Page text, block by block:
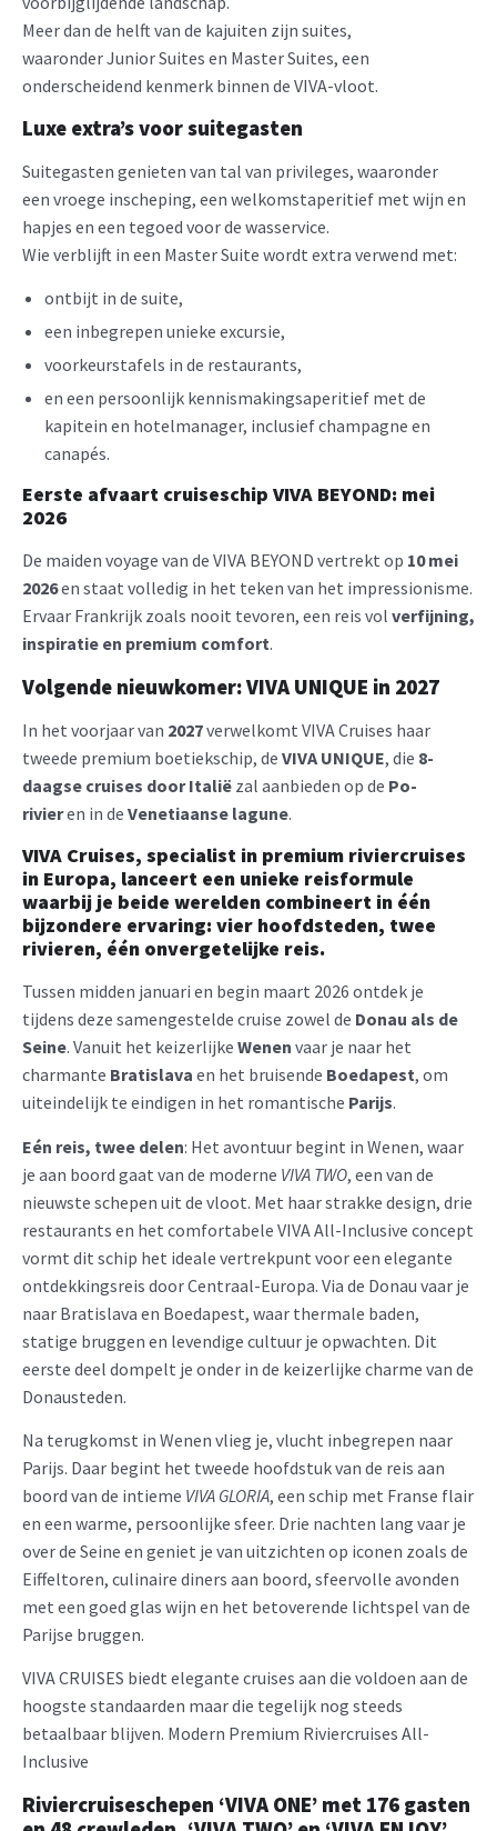
Meer dan de helft van de kajuiten zijn suites,
waaronder Junior Suites en Master Suites, een
onderscheidend kenmerk binnen de VIVA-vloot.
Luxe extra’s voor suitegasten
Suitegasten genieten van tal van privileges, waaronder
een vroege inscheping, een welkomstaperitief met wijn en
hapjes en een tegoed voor de wasservice.
Wie verblijft in een Master Suite wordt extra verwend met:
ontbijt in de suite,
een inbegrepen unieke excursie,
voorkeurstafels in de restaurants,
en een persoonlijk kennismakingsaperitief met de
kapitein en hotelmanager, inclusief champagne en
canapés.
Eerste afvaart cruiseschip VIVA BEYOND: mei
2026
De maiden voyage van de VIVA BEYOND vertrekt op 10 mei
2026en staat volledig in het teken van het impressionisme.
Ervaar Frankrijk zoals nooit tevoren, een reis vol verfijning,
inspiratie en premium comfort.
Volgende nieuwkomer: VIVA UNIQUE in 2027
In het voorjaar van 2027verwelkomt VIVA Cruises haar
tweede premium boetiekschip, de VIVA UNIQUE, die 8-
daagse cruises door Italië zal aanbieden op de Po-
rivieren in de Venetiaanse lagune.
VIVA Cruises, specialist in premium riviercruises
in Europa, lanceert een unieke reisformule
waarbij je beide werelden combineert in één
bijzondere ervaring: vier hoofdsteden, twee
rivieren, één onvergetelijke reis.
Tussen midden januari en begin maart 2026 ontdek je
tijdens deze samengestelde cruise zowel de Donau als de
Seine. Vanuit het keizerlijke Wenen vaar je naar het
charmante Bratislava en het bruisende Boedapest, om
uiteindelijk te eindigen in het romantische Parijs.
Eén reis, twee delen: Het avontuur begint in Wenen, waar
je aan boord gaat van de moderne VIVA TWO, een van de
nieuwste schepen uit de vloot. Met haar strakke design, drie
restaurants en het comfortabele VIVA All-Inclusive concept
vormt dit schip het ideale vertrekpunt voor een elegante
ontdekkingsreis door Centraal-Europa. Via de Donau vaar je
naar Bratislava en Boedapest, waar thermale baden,
statige bruggen en levendige cultuur je opwachten. Dit
eerste deel dompelt je onder in de keizerlijke charme van de
Donausteden.
Na terugkomst in Wenen vlieg je, vlucht inbegrepen naar
Parijs. Daar begint het tweede hoofdstuk van de reis aan
boord van de intieme VIVA GLORIA, een schip met Franse flair
en een warme, persoonlijke sfeer. Drie nachten lang vaar je
over de Seine en geniet je van uitzichten op iconen zoals de
Eiffeltoren, culinaire diners aan boord, sfeervolle avonden
met een goed glas wijn en het betoverende lichtspel van de
Parijse bruggen.
VIVA CRUISES biedt elegante cruises aan die voldoen aan de
hoogste standaarden maar die tegelijk nog steeds
betaalbaar blijven. Modern Premium Riviercruises All-
Inclusive
Riviercruiseschepen ‘VIVA ONE’ met 176 gasten